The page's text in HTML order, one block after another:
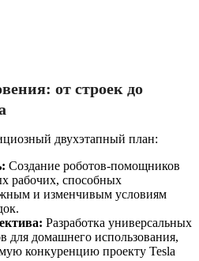
от строек до
двухэтапный план:
Создание роботов-помощников
рабочих, способных
и изменчивым условиям
Разработка универсальных
для домашнего использования,
конкуренцию проекту Tesla